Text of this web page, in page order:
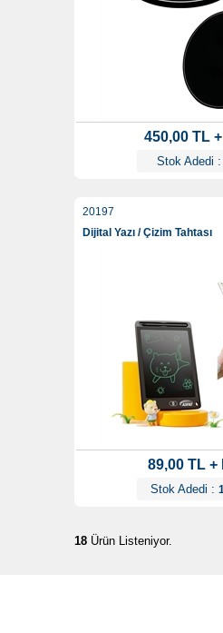
450,00 TL
Stok Adedi :
20197
Dijital Yazı / Çizim Tahtası
89,00 TL +
Stok Adedi :
18 Ürün Listeniyor.